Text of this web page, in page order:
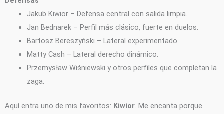
Jakub Kiwior – Defensa central con salida limpia.
Jan Bednarek – Perfil más clásico, fuerte en duelos.
Bartosz Bereszyński – Lateral experimentado.
Matty Cash – Lateral derecho dinámico.
Przemysław Wiśniewski y otros perfiles que completan la
zaga.
Aquí entra uno de mis favoritos: Kiwior. Me encanta porque